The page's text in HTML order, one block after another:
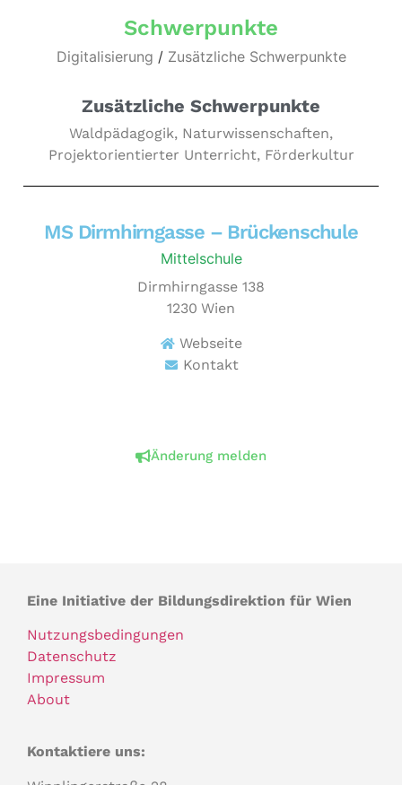
Schwerpunkte
Digitalisierung / Zusätzliche Schwerpunkte
Zusätzliche Schwerpunkte
Waldpädagogik, Naturwissenschaften,
Projektorientierter Unterricht, Förderkultur
MS Dirmhirngasse – Brückenschule
Mittelschule
Dirmhirngasse 138
1230 Wien
Webseite
Kontakt
Änderung melden
Eine Initiative der Bildungsdirektion für Wien
Nutzungsbedingungen
Datenschutz
Impressum
About
Kontaktiere uns: